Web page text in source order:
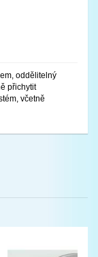
oddělitelný
přichytit
včetně